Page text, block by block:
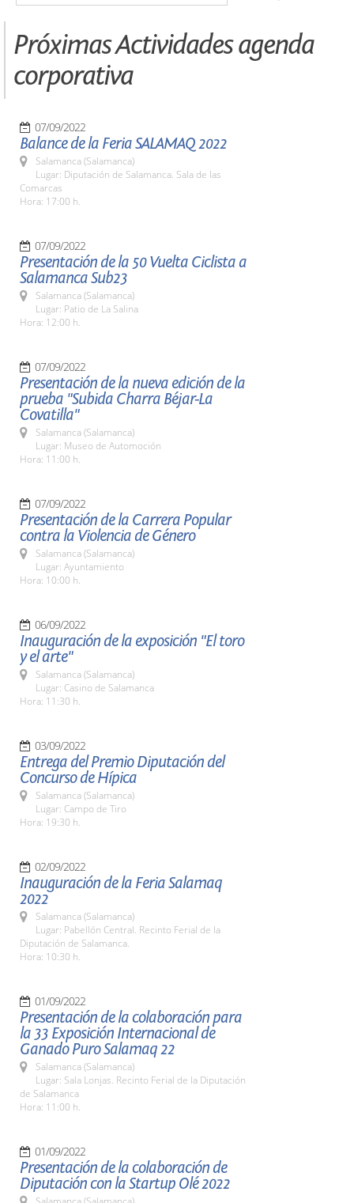
Próximas Actividades agenda
corporativa
07/09/2022
Balance de la Feria SALAMAQ 2022
Salamanca (Salamanca)
Lugar: Diputación de Salamanca. Sala de las
Comarcas
Hora: 17:00 h.
07/09/2022
Presentación de la 50 Vuelta Ciclista a
Salamanca Sub23
Salamanca (Salamanca)
Lugar: Patio de La Salina
Hora: 12:00 h.
07/09/2022
Presentación de la nueva edición de la
prueba "Subida Charra Béjar-La
Covatilla"
Salamanca (Salamanca)
Lugar: Museo de Automoción
Hora: 11:00 h.
07/09/2022
Presentación de la Carrera Popular
contra la Violencia de Género
Salamanca (Salamanca)
Lugar: Ayuntamiento
Hora: 10:00 h.
06/09/2022
Inauguración de la exposición "El toro
y el arte"
Salamanca (Salamanca)
Lugar: Casino de Salamanca
Hora: 11:30 h.
03/09/2022
Entrega del Premio Diputación del
Concurso de Hípica
Salamanca (Salamanca)
Lugar: Campo de Tiro
Hora: 19:30 h.
02/09/2022
Inauguración de la Feria Salamaq
2022
Salamanca (Salamanca)
Lugar: Pabellón Central. Recinto Ferial de la
Diputación de Salamanca.
Hora: 10:30 h.
01/09/2022
Presentación de la colaboración para
la 33 Exposición Internacional de
Ganado Puro Salamaq 22
Salamanca (Salamanca)
Lugar: Sala Lonjas. Recinto Ferial de la Diputación
de Salamanca
Hora: 11:00 h.
01/09/2022
Presentación de la colaboración de
Diputación con la Startup Olé 2022